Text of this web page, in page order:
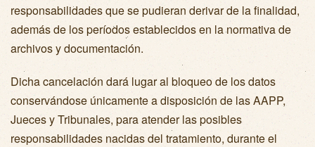
responsabilidades que se pudieran derivar de la finalidad,
además de los períodos establecidos en la normativa de
archivos y documentación.
Dicha cancelación dará lugar al bloqueo de los datos
conservándose únicamente a disposición de las AAPP,
Jueces y Tribunales, para atender las posibles
responsabilidades nacidas del tratamiento, durante el